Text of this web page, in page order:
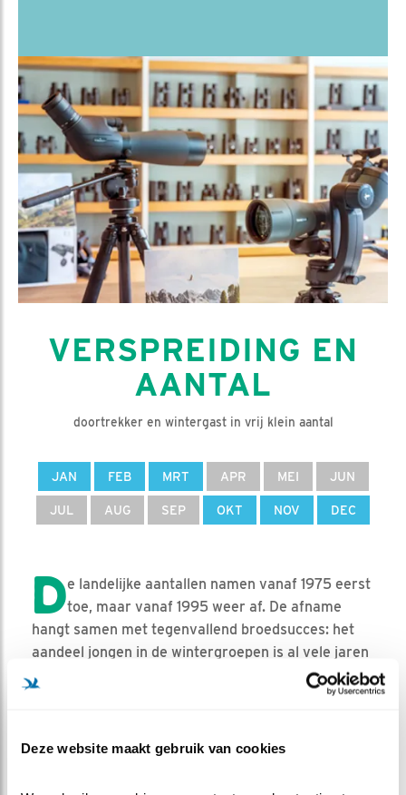
Deze website maakt gebruik van cookies
VERSPREIDING EN
AANTAL
doortrekker en wintergast in vrij klein aantal
JAN FEB MRT APR MEI JUN
JUL AUG SEP OKT NOV DEC
De landelijke aantallen namen vanaf 1975 eerst
toe, maar vanaf 1995 weer af. De afname
hangt samen met tegenvallend broedsucces: het
aandeel jongen in de wintergroepen is al vele jaren
onder de benodigde 12% gebleven, de jaarlijkse
sterfte onder de volwassen vogels. In de jaren
het dubbele van nu.